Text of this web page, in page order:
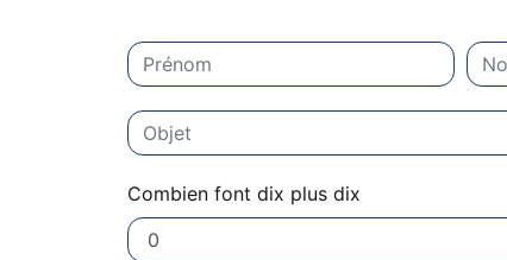
Combien font dix plus dix